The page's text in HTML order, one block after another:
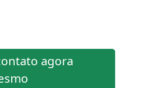
agora